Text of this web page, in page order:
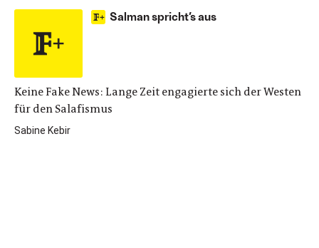
Salman spricht’s aus
Keine Fake News: Lange Zeit engagierte sich der Westen
für den Salafismus
Sabine Kebir